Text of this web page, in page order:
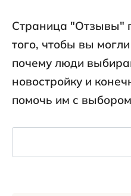
Страница "Отзывы"
того, чтобы вы
почему люди
новостройку и
помочь им с